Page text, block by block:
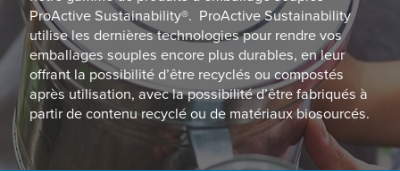
ProActive Sustainability®. ProActive Sustainability
utilise les dernières technologies pour rendre vos
emballages souples encore plus durables, en leur
offrant la possibilité d’être recyclés ou compostés
après utilisation, avec la possibilité d’être fabriqués à
partir de contenu recyclé ou de matériaux biosourcés.